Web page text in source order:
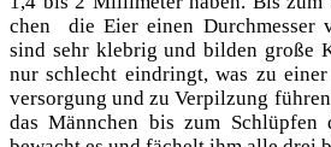
chen die Eier einen Durch­mes­ser
sind sehr kleb­rig und bil­den gro­ße
nur schlecht ein­dringt, was zu
ver­sor­gung und zu Ver­pil­zung
das Männ­chen bis zum Schlüp­fen